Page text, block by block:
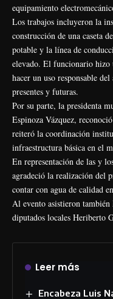
equipamiento
Los trabajos incluyeron la
construcción de una caseta
potable y la línea de
elevado. El funcionario hizo
hacer un uso responsable
presentes y futuras.
Por su parte, la presidenta
Espinoza Vázquez,
reiteró la coordinación
infraestructura básica en el
En representación de las y
agradeció la realización del
contar con agua de calidad
Al evento asistieron
diputados locales Heriberto
Leer más
Encabeza Luis